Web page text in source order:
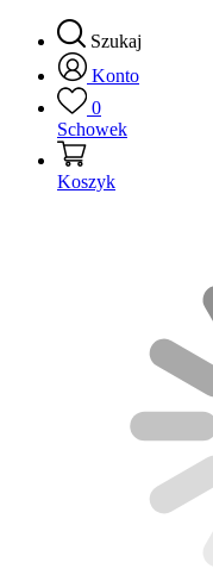
Szukaj
Konto
0
Schowek
Koszyk